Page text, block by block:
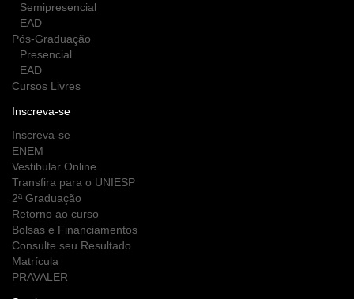
Semipresencial
EAD
Pós-Graduação
Presencial
EAD
Cursos Livres
Inscreva-se
Inscreva-se
ENEM
Vestibular Online
Transfira para o UNIESP
2ª Graduação
Retorno ao curso
Bolsas e Financiamentos
Consulte seu Resultado
Matrícula
PRAVALER